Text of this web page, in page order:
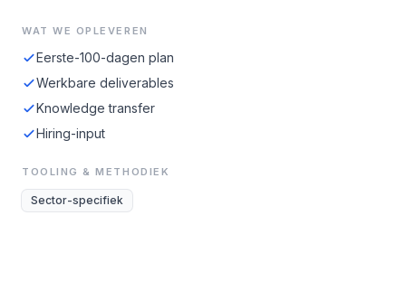
WAT WE OPLEVEREN
Eerste-100-dagen plan
Werkbare deliverables
Knowledge transfer
Hiring-input
TOOLING & METHODIEK
Sector-specifiek